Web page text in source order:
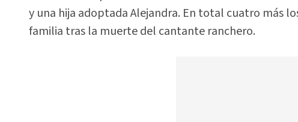
y una hija adoptada Alejandra. En total cuatro más
familia tras la muerte del cantante ranchero.